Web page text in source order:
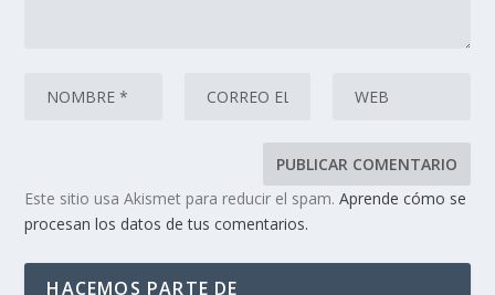
Este sitio usa Akismet para reducir el spam.Aprende cómo se
procesan los datos de tus comentarios.
HACEMOS PARTE DE